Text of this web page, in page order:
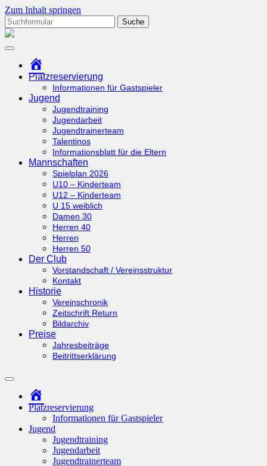
Zum Inhalt springen
Suchen
nach:tcottenhoefen.de
Platzreservierung
Informationen für Gastspieler
Jugend
Jugendtraining
Jugendarbeit
Jugendtrainerteam
Talentinos
Informationsblatt für die Eltern
Mannschaften
Spielplan 2026
U10 – Kinderteam
U12 – Kinderteam
U 15 weiblich
Damen 30
Herren 40
Herren
Herren 50
Der Club
Vorstandschaft / Vereinsstruktur
Kontakt
Historie
Vereinschronik
Zeitschrift Return
Bildarchiv
Preise
Jahresbeiträge
Beitrittserklärung
Suchfeld
ein-/ausblenden
Platzreservierung
Informationen für Gastspieler
Jugend
Jugendtraining
Jugendarbeit
Jugendtrainerteam